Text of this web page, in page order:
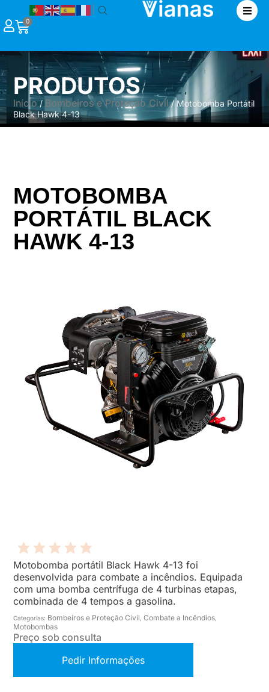
0
PRODUTOS
Início/ Bombeiros e Proteção Civil/ Motobomba Portátil
Black Hawk 4-13
MOTOBOMBA
PORTÁTIL BLACK
HAWK 4-13
Motobomba portátil Black Hawk 4-13 foi
desenvolvida para combate a incêndios. Equipada
com uma bomba centrífuga de 4 turbinas etapas,
combinada de 4 tempos a gasolina.
Categorias: Bombeiros e Proteção Civil,Combate a Incêndios,
Motobombas
Preço sob consulta
Pedir Informações